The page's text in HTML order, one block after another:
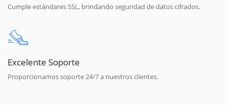
Cumple estándares SSL, brindando seguridad de datos cifrados.
Excelente Soporte
Proporcionamos soporte 24/7 a nuestros clientes.